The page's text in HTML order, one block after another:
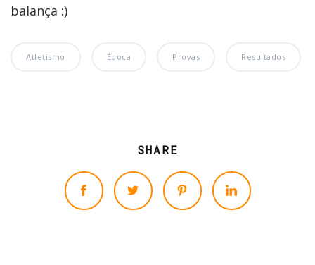
balança :)
Atletismo Época Provas Resultados
SHARE